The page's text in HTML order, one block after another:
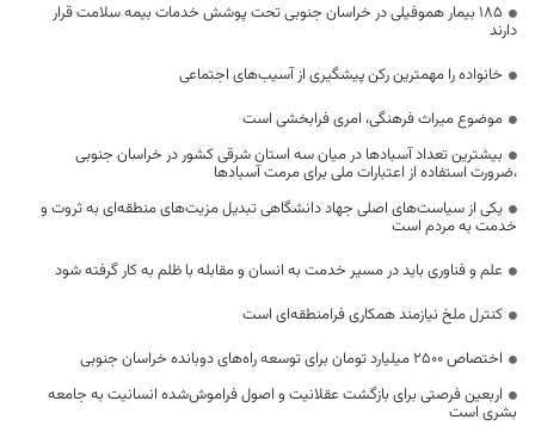
۱۸۵ بیمار هموفیلی در خراسان جنوبی تحت پوشش خدمات بیمه سلامت قرار
دارند
خانواده را مهمترین رکن پیشگیری از آسیب‌های اجتماعی
موضوع میراث فرهنگی، امری فرابخشی است
بیشترین تعداد آسبادها در میان سه استان شرقی کشور در خراسان جنوبی
،ضرورت استفاده از اعتبارات ملی برای مرمت آسبادها
یکی از سیاست‌های اصلی جهاد دانشگاهی تبدیل مزیت‌های منطقه‌ای به ثروت و
خدمت به مردم است
علم و فناوری باید در مسیر خدمت به انسان و مقابله با ظلم به کار گرفته شود
کنترل ملخ نیازمند همکاری فرامنطقه‌ای است
اختصاص 2500 میلیارد تومان برای توسعه راه‌های دوبانده خراسان جنوبی
اربعین فرصتی برای بازگشت عقلانیت و اصول فراموش‌شده انسانیت به جامعه
بشری است